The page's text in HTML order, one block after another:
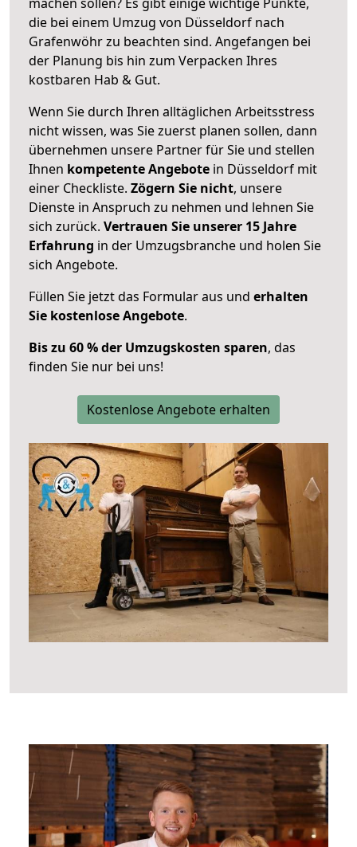
die bei einem Umzug von Düsseldorf nach
Grafenwöhr zu beachten sind. Angefangen bei
der Planung bis hin zum Verpacken Ihres
kostbaren Hab & Gut.
Wenn Sie durch Ihren alltäglichen Arbeitsstress
nicht wissen, was Sie zuerst planen sollen, dann
übernehmen unsere Partner für Sie und stellen
Ihnen kompetente Angebote in Düsseldorf mit
einer Checkliste. Zögern Sie nicht, unsere
Dienste in Anspruch zu nehmen und lehnen Sie
sich zurück. Vertrauen Sie unserer 15 Jahre
Erfahrung in der Umzugsbranche und holen Sie
sich Angebote.
Füllen Sie jetzt das Formular aus und erhalten
Sie kostenlose Angebote.
Bis zu 60 % der Umzugskosten sparen, das
finden Sie nur bei uns!
Kostenlose Angebote erhalten